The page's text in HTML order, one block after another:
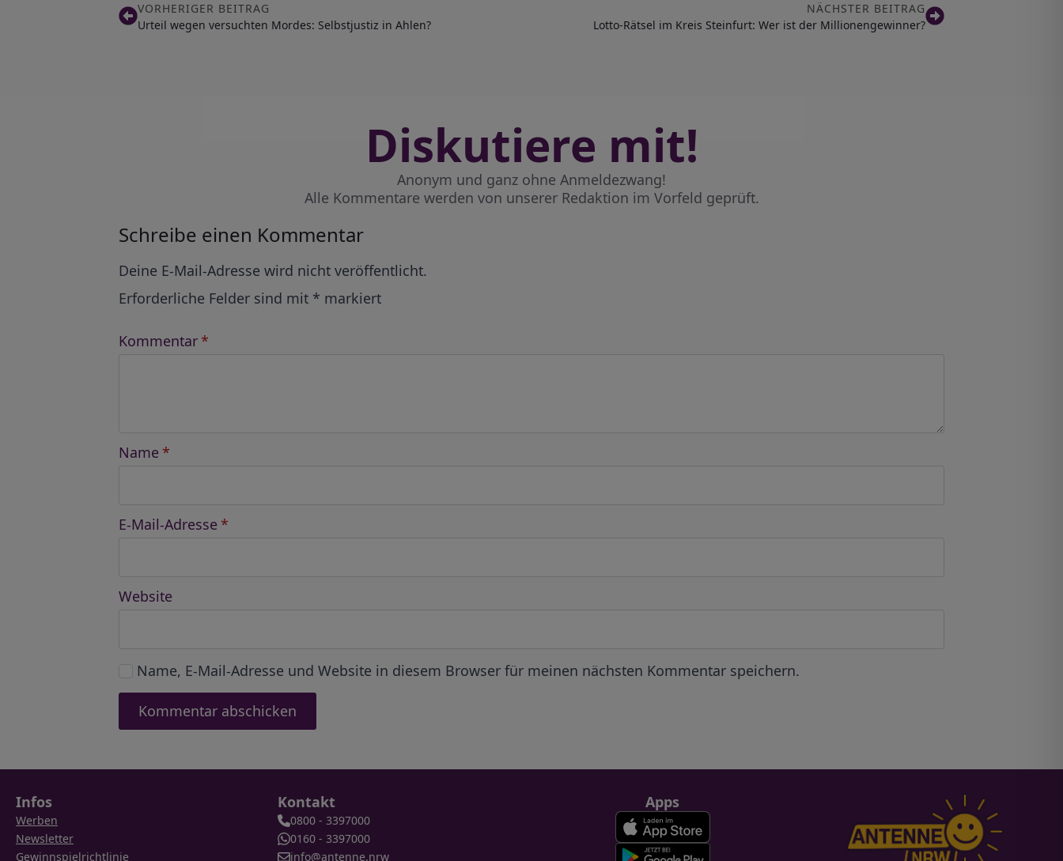
VORHERIGER BEITRAG
Urteil wegen versuchten Mordes: Selbstjustiz in Ahlen?
NÄCHSTER BEITRAG
Lotto-Rätsel im Kreis Steinfurt: Wer ist der Millionengewinner?
Diskutiere mit!
Anonym und ganz ohne Anmeldezwang!
Alle Kommentare werden von unserer Redaktion im Vorfeld geprüft.
Schreibe einen Kommentar
Deine E-Mail-Adresse wird nicht veröffentlicht.
Erforderliche Felder sind mit * markiert
Kommentar *
Name *
E-Mail-Adresse *
Website
Name, E-Mail-Adresse und Website in diesem Browser für meinen nächsten Kommentar speichern.
Infos
Werben
Newsletter
Gewinnspielrichtlinie
Kontakt
0800 - 3397000
0160 - 3397000
info@antenne.nrw
Apps